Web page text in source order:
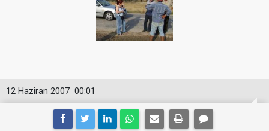
00:01
12 Haziran 2007